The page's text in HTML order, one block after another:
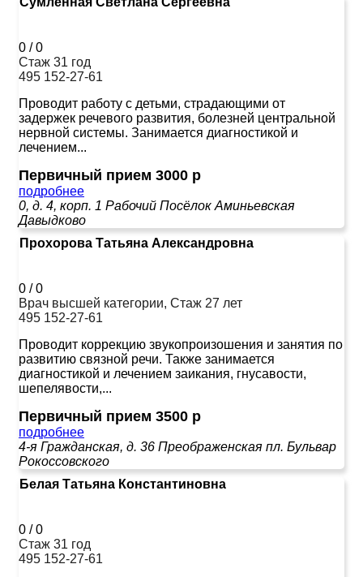
0 /0
Стаж 31 год
495 152-27-61
Проводит работу с детьми, страдающими от
задержек речевого развития, болезней центральной
нервной системы. Занимается диагностикой и
лечением...
Первичный прием 3000 р
подробнее
0, д. 4, корп. 1 Рабочий Посёлок Аминьевская
Давыдково
Прохорова Татьяна Александровна
0 /0
Врач высшей категории, Стаж 27 лет
495 152-27-61
Проводит коррекцию звукопроизошения и занятия по
развитию связной речи. Также занимается
диагностикой и лечением заикания, гнусавости,
шепелявости,...
Первичный прием 3500 р
подробнее
4-я Гражданская, д. 36 Преображенская пл. Бульвар
Рокоссовского
Белая Татьяна Константиновна
0 /0
Стаж 31 год
495 152-27-61